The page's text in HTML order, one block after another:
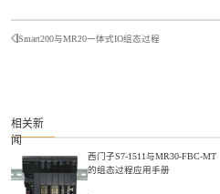
Smart200与MR20一体式IO组态过程
相关新
闻
西门子S7-1511与MR30-FBC-MT
的组态过程应用手册